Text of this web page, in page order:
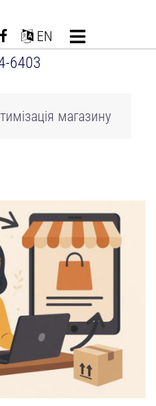
EN
6403
магазину